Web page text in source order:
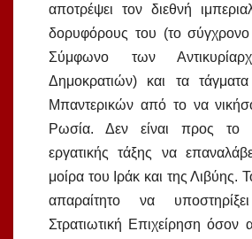
αποτρέψει τον διεθνή
δορυφόρους του (το σύγχρονο
Σύμφωνο των
Δημοκρατιών) και τα
Μπαντερικών από το να
Ρωσία. Δεν είναι προς το
εργατικής τάξης να
μοίρα του Ιράκ και της
απαραίτητο να
Στρατιωτική Επιχείρηση όσον